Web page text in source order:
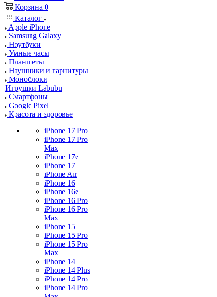
Корзина 0
Каталог
Apple iPhone
Samsung Galaxy
Ноутбуки
Умные часы
Планшеты
Наушники и гарнитуры
Моноблоки
Игрушки Labubu
Смартфоны
Google Pixel
Красота и здоровье
iPhone 17 Pro
iPhone 17 Pro
Max
iPhone 17e
iPhone 17
iPhone Air
iPhone 16
iPhone 16e
iPhone 16 Pro
iPhone 16 Pro
Max
iPhone 15
iPhone 15 Pro
iPhone 15 Pro
Max
iPhone 14
iPhone 14 Plus
iPhone 14 Pro
iPhone 14 Pro